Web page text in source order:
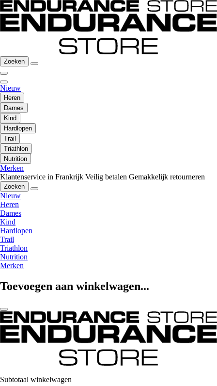
Zoeken
Nieuw
Heren
Dames
Kind
Hardlopen
Trail
Triathlon
Nutrition
Merken
Klantenservice in Frankrijk Veilig betalen Gemakkelijk retourneren
Zoeken
Nieuw
Heren
Dames
Kind
Hardlopen
Trail
Triathlon
Nutrition
Merken
Toevoegen aan winkelwagen...
Subtotaal winkelwagen